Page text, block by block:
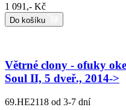
1 091,- Kč
Do košíku
Větrné clony - ofuky
Soul II, 5 dveř., 2014->
69.HE2118 od 3-7 dní